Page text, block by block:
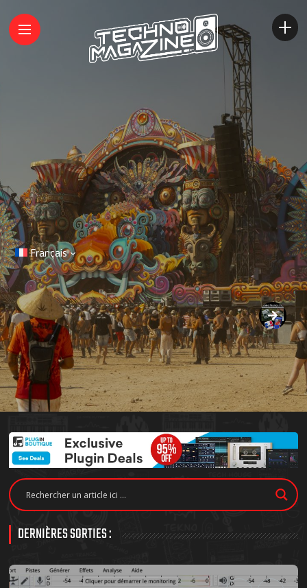
Français
DERNIÈRES SORTIES :